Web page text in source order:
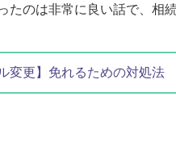
のは非常に良い話で、相
変更】免れるための対処法